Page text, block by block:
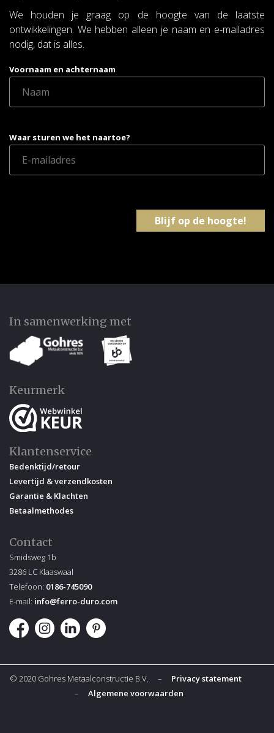
We houden je graag op de hoogte van de laatste
ontwikkelingen. We hebben alleen je naam en e-mailadres
nodig, dat is alles.
Voornaam en achternaam
Waar sturen we het naartoe?
In samenwerking met
Keurmerk
Klantenservice
Bedenktijd/retour
Levertijd & verzendkosten
Garantie & Klachten
Betaalmethodes
Contact
Smidsweg 1b
3286 LC Klaaswaal
Telefoon: 0186-745090
E-mail: info@ferro-duro.com
© 2020 Gohres Metaalconstructie B.V. – Privacy statement
–Algemene voorwaarden